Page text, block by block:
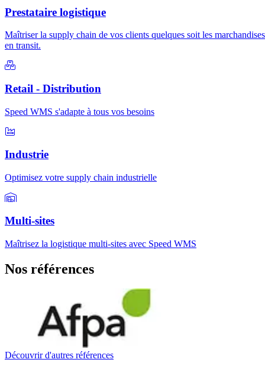
Prestataire logistique
Maîtriser la supply chain de vos clients quelques soit les marchandises
en transit.
Retail - Distribution
Speed WMS s'adapte à tous vos besoins
Industrie
Optimisez votre supply chain industrielle
Multi-sites
Maîtrisez la logistique multi-sites avec Speed WMS
Nos références
Découvrir d'autres références